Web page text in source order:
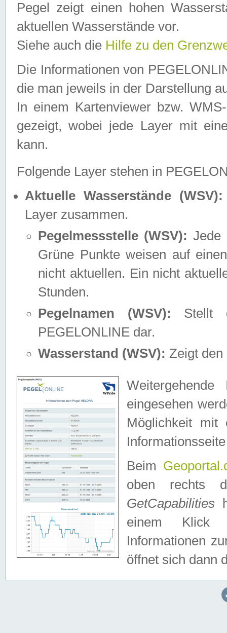
Pegel zeigt einen hohen
aktuellen Wasserstände vor.
Siehe auch die Hilfe zu den
Die Informationen von
die man jeweils in der Darstellung
In einem Kartenviewer bzw.
gezeigt, wobei jede Layer mit
kann.
Folgende Layer stehen in
Aktuelle Wasserstände (WSV):
Layer zusammen.
Pegelmessstelle (WSV): Jede
Grüne Punkte weisen auf
nicht aktuellen. Ein nicht
Stunden.
Pegelnamen (WSV): Stellt
PEGELONLINE dar.
Wasserstand (WSV): Zeigt den
eingesehen
Möglichkeit mit
Beim
oben rechts
GetCapabilities
einem Klick
Informationen
öffnet sich dann